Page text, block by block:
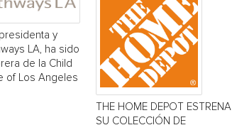
y
LA, ha sido
de la Child
of Los Angeles
THE HOME DEPOT ESTRENA
SU COLECCIÓN DE